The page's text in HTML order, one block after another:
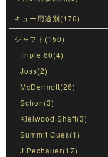
キュー用途別(170)
シャフト(150)
Triple 60(4)
Joss(2)
McDermott(26)
Schon(3)
Kielwood Shaft(3)
Summit Cues(1)
J.Pechauer(17)